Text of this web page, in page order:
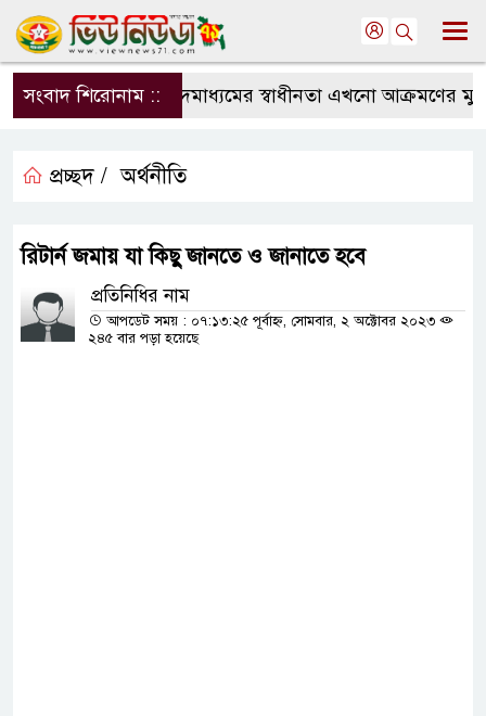
সংবাদ শিরোনাম ::সংবাদমাধ্যমের স্বাধীনতা এখনো আক্রমণের মুখে:
প্রচ্ছদ / অর্থনীতি
রিটার্ন জমায় যা কিছু জানতে ও জানাতে হবে
প্রতিনিধির নাম
আপডেট সময় : ০৭:১৩:২৫ পূর্বাহ্ন, সোমবার, ২ অক্টোবর ২০২৩
২৪৫ বার পড়া হয়েছে